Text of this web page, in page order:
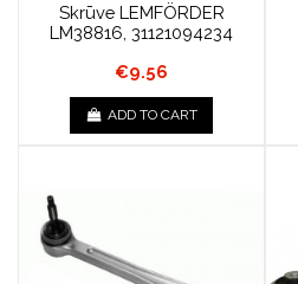
Skrūve LEMFÖRDER
LM38816, 31121094234
€9.56
ADD TO CART